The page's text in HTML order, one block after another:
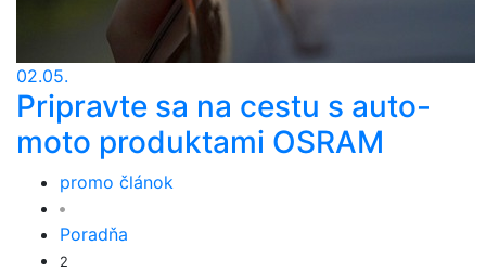
02.05.
Pripravte sa na cestu s auto-
moto produktami OSRAM
promo článok
Poradňa
2